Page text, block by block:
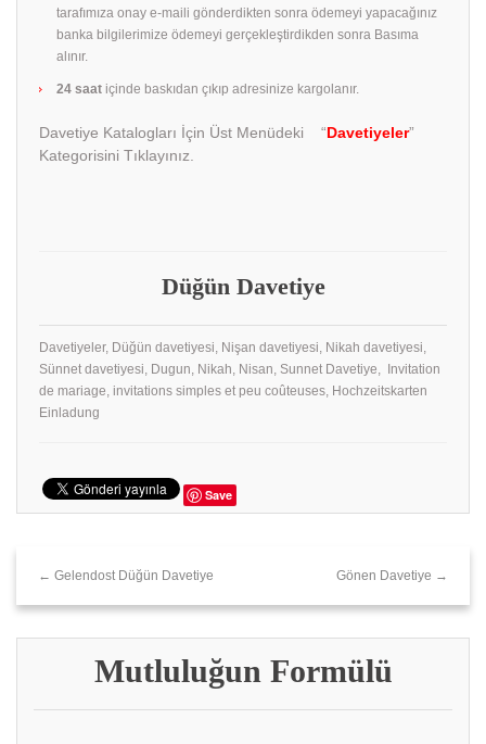
tarafımıza onay e-maili gönderdikten sonra ödemeyi yapacağınız
banka bilgilerimize ödemeyi gerçekleştirdikden sonra Basıma
alınır.
24 saat içinde baskıdan çıkıp adresinize kargolanır.
Davetiye Katalogları İçin Üst Menüdeki “Davetiyeler”
Kategorisini Tıklayınız.
Düğün Davetiye
Davetiyeler, Düğün davetiyesi, Nişan davetiyesi, Nikah davetiyesi,
Sünnet davetiyesi, Dugun, Nikah, Nisan, Sunnet Davetiye, Invitation
de mariage, invitations simples et peu coûteuses, Hochzeitskarten
Einladung
Save
← Gelendost Düğün Davetiye Gönen Davetiye →
Mutluluğun Formülü